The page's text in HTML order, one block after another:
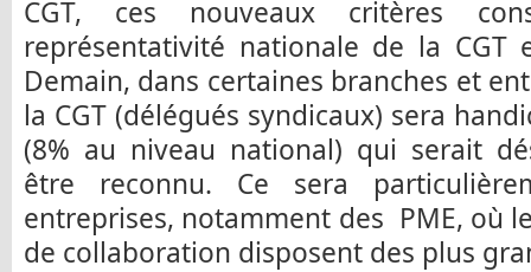
CGT, ces nouveaux critères
représentativité nationale de la CGT
Demain, dans certaines branches et
la CGT (délégués syndicaux) sera
(8% au niveau national) qui serait
être reconnu. Ce sera
entreprises, notamment des PME, où
de collaboration disposent des plus